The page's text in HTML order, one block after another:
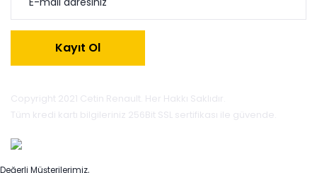
Kayıt Ol
Copyright 2021 Cetin Renault. Her Hakkı Saklıdır.
Tüm kredi kartı bilgileriniz 256Bit SSL sertifikası ile güvende.
Değerli Müşterilerimiz,